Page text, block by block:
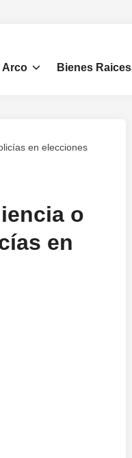
Arco Bienes Raices
en elecciones
o
en